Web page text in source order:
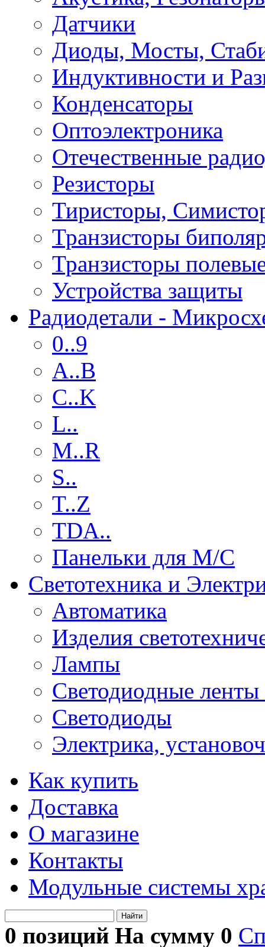
Датчики
Диоды, Мосты,
Индуктивности и
Конденсаторы
Оптоэлектроника
Отечественные
Резисторы
Тиристоры,
Транзисторы
Транзисторы
Устройства защиты
Радиодетали -
0..9
A..B
C..K
L..
M..R
S..
T..Z
TDA..
Панельки для М/С
Светотехника и
Автоматика
Изделия
Лампы
Светодиодные
Светодиоды
Электрика,
Как купить
Доставка
О магазине
Контакты
Модульные системы
Найти
0 позиций На сумму 0